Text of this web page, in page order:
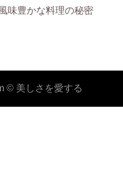
味豊かな料理の秘密
© 美しさを愛する